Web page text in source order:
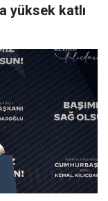
yüksek katlı